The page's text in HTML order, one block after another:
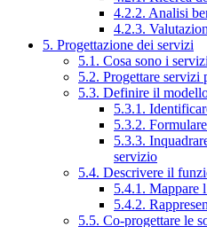
4.2.2. Analisi
4.2.3.
5. Progettazione dei servizi
5.1. Cosa sono i
5.2. Progettare
5.3. Definire il
5.3.1.
5.3.2.
5.3.3.
servizio
5.4. Descrivere il
5.4.1. Mappare
5.4.2.
5.5. Co-progettare le